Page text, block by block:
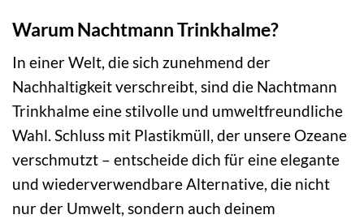
Warum Nachtmann Trinkhalme?
In einer Welt, die sich zunehmend der
Nachhaltigkeit verschreibt, sind die Nachtmann
Trinkhalme eine stilvolle und umweltfreundliche
Wahl. Schluss mit Plastikmüll, der unsere Ozeane
verschmutzt – entscheide dich für eine elegante
und wiederverwendbare Alternative, die nicht
nur der Umwelt, sondern auch deinem